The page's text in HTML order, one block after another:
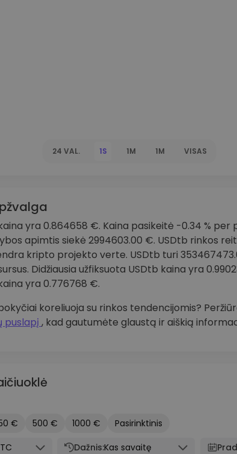
24 VAL. 1S 1M 1M VISAS
yra 0.864658 €. Kaina pasikeitė -0.34 % per
apimtis siekė 2994603.00 €. USDtb rinkos
kripto projekto verte. USDtb turi
Didžiausia užfiksuota USDtb kaina yra
yra 0.776768 €.
koreliuoja su rinkos tendencijomis?
puslapį , kad gautumėte glaustą ir aiškią
€ 500 € 1000 €
Pasirinktinis
Dažnis:Kas savaitę